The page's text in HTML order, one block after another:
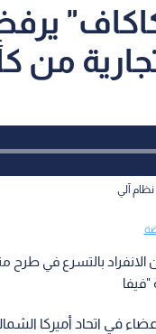
من
آلي
الانفراد بالتسرع في طرح
"فيفا
الاتحادات الـ41 الأعضاء في